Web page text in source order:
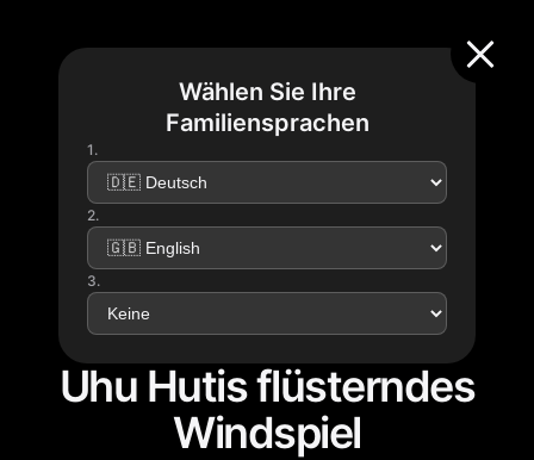
Wählen Sie Ihre
Familiensprachen
1.
2.
3.
Uhu Hutis flüsterndes
Windspiel